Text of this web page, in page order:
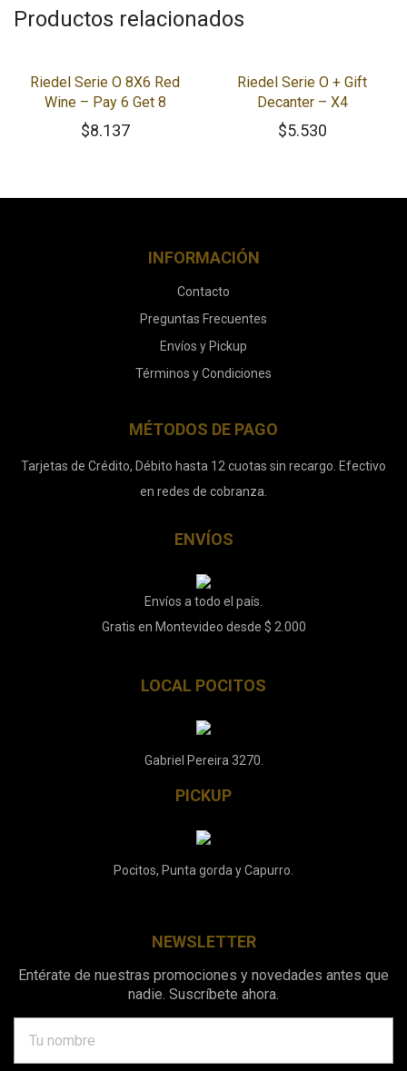
Productos relacionados
Riedel Serie O 8X6 Red
Wine – Pay 6 Get 8
$8.137
Riedel Serie O + Gift
Decanter – X4
$5.530
INFORMACIÓN
Contacto
Preguntas Frecuentes
Envíos y Pickup
Términos y Condiciones
MÉTODOS DE PAGO
Tarjetas de Crédito, Débito hasta 12 cuotas sin recargo. Efectivo
en redes de cobranza.
ENVÍOS
Envíos a todo el país.
Gratis en Montevideo desde $ 2.000
LOCAL POCITOS
Gabriel Pereira 3270.
PICKUP
Pocitos, Punta gorda y Capurro.
NEWSLETTER
Entérate de nuestras promociones y novedades antes que
nadie. Suscríbete ahora.